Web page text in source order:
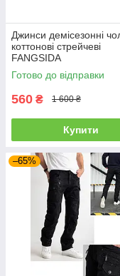
Джинси демісезонні
коттонові стрейчеві
FANGSIDA
Готово до відправки
560 ₴ 1 600 ₴
Купити
–65%